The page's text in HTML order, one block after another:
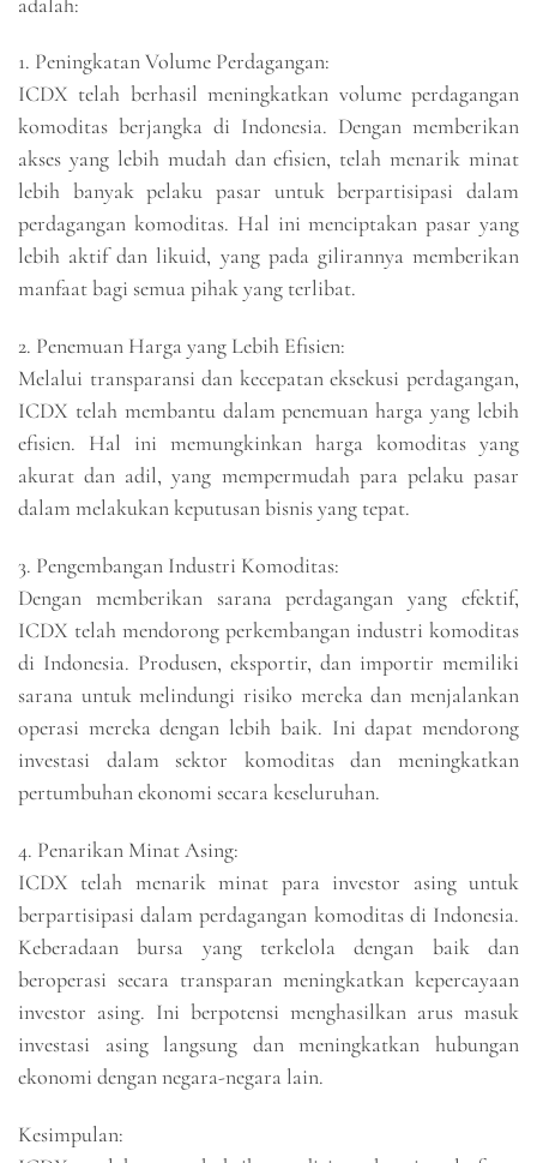
1. Peningkatan Volume Perdagangan:
ICDX telah berhasil meningkatkan volume perdagangan
komoditas berjangka di Indonesia. Dengan memberikan
akses yang lebih mudah dan efisien, telah menarik minat
lebih banyak pelaku pasar untuk berpartisipasi dalam
perdagangan komoditas. Hal ini menciptakan pasar yang
lebih aktif dan likuid, yang pada gilirannya memberikan
manfaat bagi semua pihak yang terlibat.
2. Penemuan Harga yang Lebih Efisien:
Melalui transparansi dan kecepatan eksekusi perdagangan,
ICDX telah membantu dalam penemuan harga yang lebih
efisien. Hal ini memungkinkan harga komoditas yang
akurat dan adil, yang mempermudah para pelaku pasar
dalam melakukan keputusan bisnis yang tepat.
3. Pengembangan Industri Komoditas:
Dengan memberikan sarana perdagangan yang efektif,
ICDX telah mendorong perkembangan industri komoditas
di Indonesia. Produsen, eksportir, dan importir memiliki
sarana untuk melindungi risiko mereka dan menjalankan
operasi mereka dengan lebih baik. Ini dapat mendorong
investasi dalam sektor komoditas dan meningkatkan
pertumbuhan ekonomi secara keseluruhan.
4. Penarikan Minat Asing:
ICDX telah menarik minat para investor asing untuk
berpartisipasi dalam perdagangan komoditas di Indonesia.
Keberadaan bursa yang terkelola dengan baik dan
beroperasi secara transparan meningkatkan kepercayaan
investor asing. Ini berpotensi menghasilkan arus masuk
investasi asing langsung dan meningkatkan hubungan
ekonomi dengan negara-negara lain.
Kesimpulan: